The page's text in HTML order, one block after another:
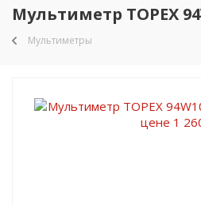
Мультиметр TOPEX
Мультиметры